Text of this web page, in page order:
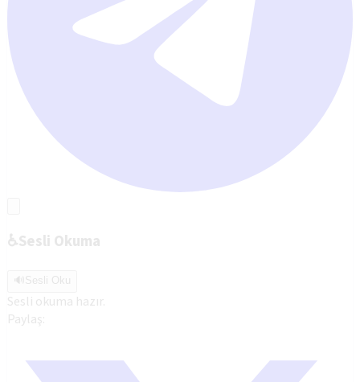
♿Sesli Okuma
🔊 Sesli Oku
Sesli okuma hazır.
Paylaş: